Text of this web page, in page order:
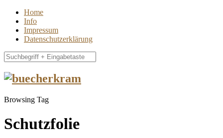
Home
Info
Impressum
Datenschutzerklärung
Browsing Tag
Schutzfolie